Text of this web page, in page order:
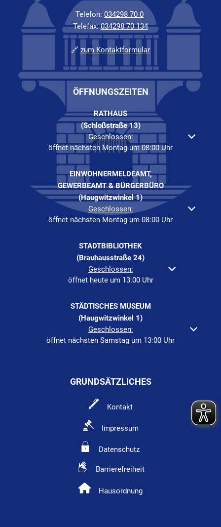
Telefon: 034298 70 0
Telefax:034298 70 134
🔗 zum Kontaktformular
ÖFFNUNGSZEITEN
RATHAUS
(Schloßstraße 13)
Klicken, um weitere Öffnungs- oder Schließzeiten
Geschlossen:
öffnet nächsten Montag um 08:00 Uhr
EINWOHNERMELDEAMT,
GEWERBEAMT & BÜRGERBÜRO
(Haugwitzwinkel 1)
Klicken, um weitere Öffnungs- oder Schließzeiten
Geschlossen:
öffnet nächsten Montag um 08:00 Uhr
STADTBIBLIOTHEK
(Brauhausstraße 24)
Klicken, um weitere Öffnungs- oder Schließzeiten
Geschlossen:
öffnet heute um 13:00 Uhr
STÄDTISCHES MUSEUM
(Haugwitzwinkel 1)
Klicken, um weitere Öffnungs- oder Schließzeiten
Geschlossen:
öffnet nächsten Samstag um 13:00 Uhr
GRUNDSÄTZLICHES
Kontakt
Impressum
Datenschutz
Barrierefreiheit
Hausordnung